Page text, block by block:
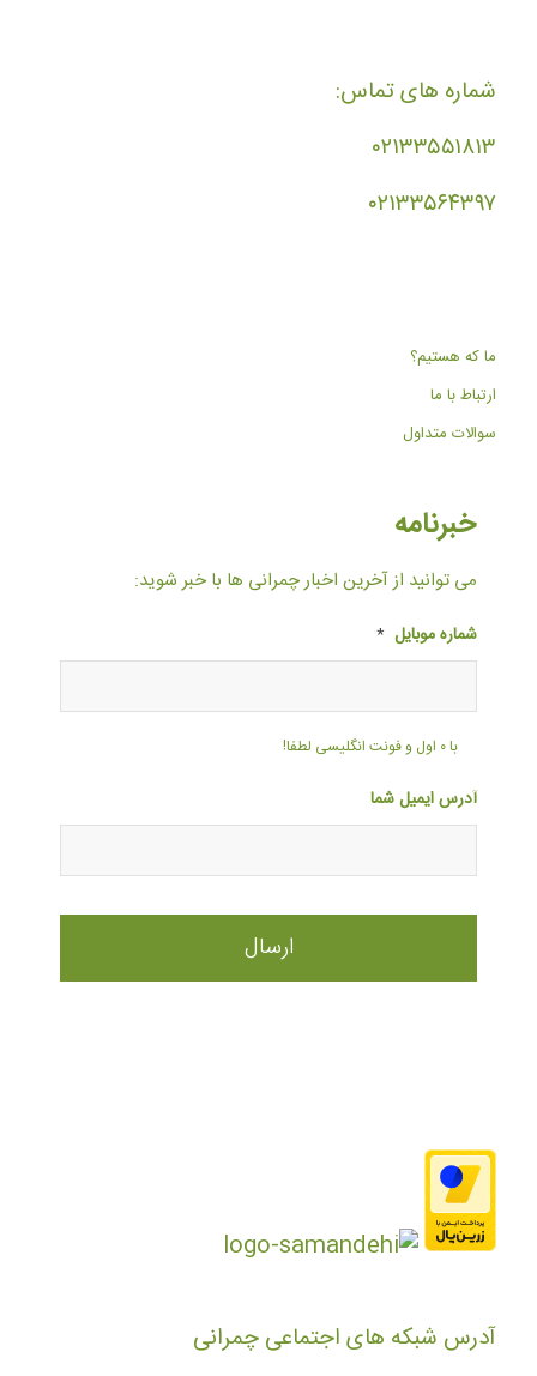
شماره های تماس:
۰۲۱۳۳۵۵۱۸۱۳
۰۲۱۳۳۵۶۴۳۹۷
ما که هستیم؟
ارتباط با ما
سوالات متداول
خبرنامه
می توانید از آخرین اخبار چمرانی ها با خبر شوید:
شماره موبایل *
با ۰ اول و فونت انگلیسی لطفا!
آدرس ایمیل شما
آدرس شبکه های اجتماعی چمرانی